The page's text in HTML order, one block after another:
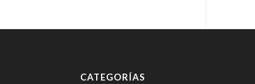
CATEGORÍAS